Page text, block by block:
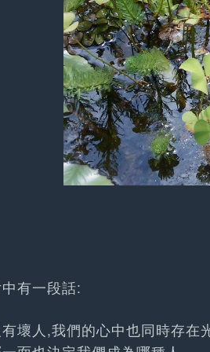
有一段話:
壞人,我們的心中也同時存在